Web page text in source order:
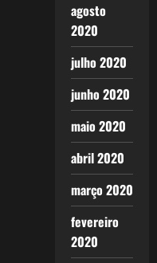
agosto
2020
julho 2020
junho 2020
maio 2020
abril 2020
março 2020
fevereiro
2020